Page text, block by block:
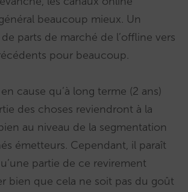
beaucoup mieux. Un
parts de marché de l’offline vers
pour beaucoup.
cause qu’à long terme (2 ans)
des choses reviendront à la
au niveau de la segmentation
émetteurs. Cependant, il paraît
partie de ce revirement
bien que cela ne soit pas du goût